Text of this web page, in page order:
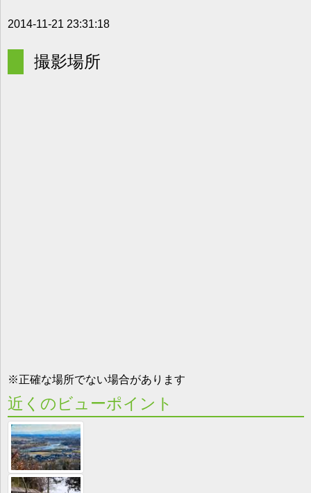
2014-11-21 23:31:18
撮影場所
※正確な場所でない場合があります
近くのビューポイント